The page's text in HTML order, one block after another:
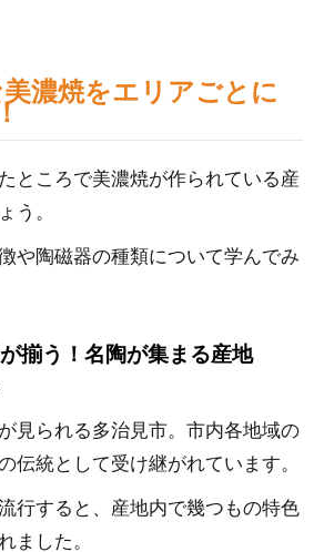
濃焼をエリアごとに
ところで美濃焼が作られている産
う。
や陶磁器の種類について学んでみ
揃う！名陶が集まる産地
見られる多治見市。市内各地域の
伝統として受け継がれています。
行すると、産地内で幾つもの特色
ました。